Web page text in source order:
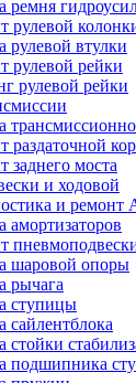
ремня
рулевой
рулевой втулки
рулевой рейки
рулевой рейки
раздаточной
заднего моста
и ходовой
и ремонт
амортизаторов
шаровой опоры
рычага
ступицы
сайлентблока
стойки
подшипника